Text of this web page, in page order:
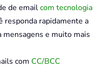
de emailcom tecnologia
responda rapidamente a
mensagens e muito mais
com CC/BCC